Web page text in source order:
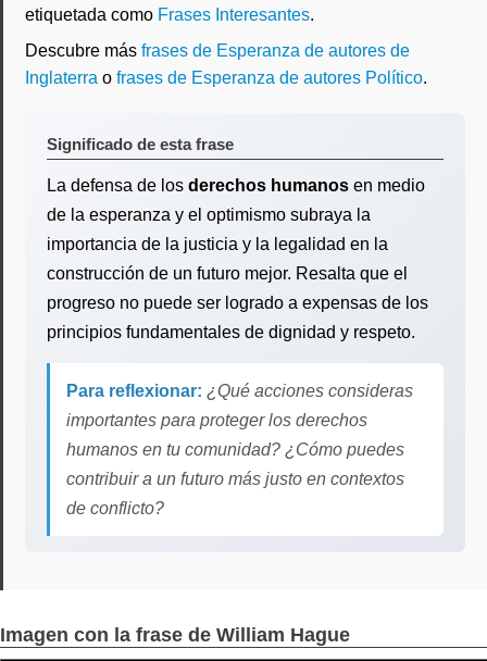
etiquetada como Frases Interesantes.
Descubre más frases de Esperanza de autores de
Inglaterra o frases de Esperanza de autores Político.
Significado de esta frase
La defensa de los derechos humanos en medio
de la esperanza y el optimismo subraya la
importancia de la justicia y la legalidad en la
construcción de un futuro mejor. Resalta que el
progreso no puede ser logrado a expensas de los
principios fundamentales de dignidad y respeto.
Para reflexionar: ¿Qué acciones consideras
importantes para proteger los derechos
humanos en tu comunidad? ¿Cómo puedes
contribuir a un futuro más justo en contextos
de conflicto?
Imagen con la frase de William Hague